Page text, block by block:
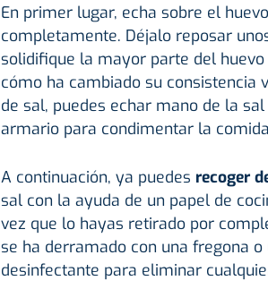
En primer lugar, echa sobre el
completamente. Déjalo reposar
solidifique la mayor parte del
cómo ha cambiado su consistencia
de sal, puedes echar mano de la
armario para condimentar la
A continuación, ya puedes recoger
sal con la ayuda de un papel de
vez que lo hayas retirado por
se ha derramado con una fregona
desinfectante para eliminar